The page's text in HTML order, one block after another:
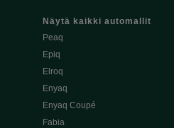
Näytä kaikki automallit
Peaq
Epiq
Elroq
Enyaq
Enyaq Coupé
Fabia